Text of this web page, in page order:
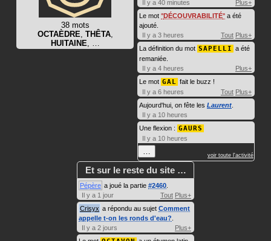
38 mots
OCTAÈDRE, THÊTA,
HUITAINE, …
Il y a 40 minutes
Plus+
Le mot DÉCOUVRABILITÉ a été
ajouté.
Il y a 3 heures
Tout Plus+
La définition du mot SAPELLI a été
remaniée.
Il y a 4 heures
Plus+
Le mot GAL fait le buzz !
Il y a 6 heures
Tout Plus+
Aujourd'hui, on fête les Laurent
Il y a 10 heures
Une flexion : GAURS
Il y a 10 heures
… voir toute l'activité
Et sur le reste du site …
Pépère a joué la partie #2460
Il y a 1 jour
Tout Plus+
Crisyx a répondu au sujet Comment
appelle t-on les ronds d'eau?
Il y a 2 jours
Plus+